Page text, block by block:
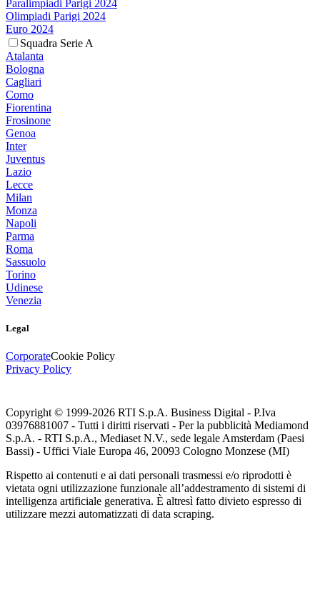
Paralimpiadi Parigi 2024
Olimpiadi Parigi 2024
Euro 2024
Squadra Serie A
Atalanta
Bologna
Cagliari
Como
Fiorentina
Frosinone
Genoa
Inter
Juventus
Lazio
Lecce
Milan
Monza
Napoli
Parma
Roma
Sassuolo
Torino
Udinese
Venezia
Legal
CorporateCookie Policy
Privacy Policy
Copyright © 1999-2026 RTI S.p.A. Business Digital - P.Iva
03976881007 - Tutti i diritti riservati - Per la pubblicità Mediamond
S.p.A. - RTI S.p.A., Mediaset N.V., sede legale Amsterdam (Paesi
Bassi) - Uffici Viale Europa 46, 20093 Cologno Monzese (MI)
Rispetto ai contenuti e ai dati personali trasmessi e/o riprodotti è
vietata ogni utilizzazione funzionale all’addestramento di sistemi di
intelligenza artificiale generativa. È altresì fatto divieto espresso di
utilizzare mezzi automatizzati di data scraping.